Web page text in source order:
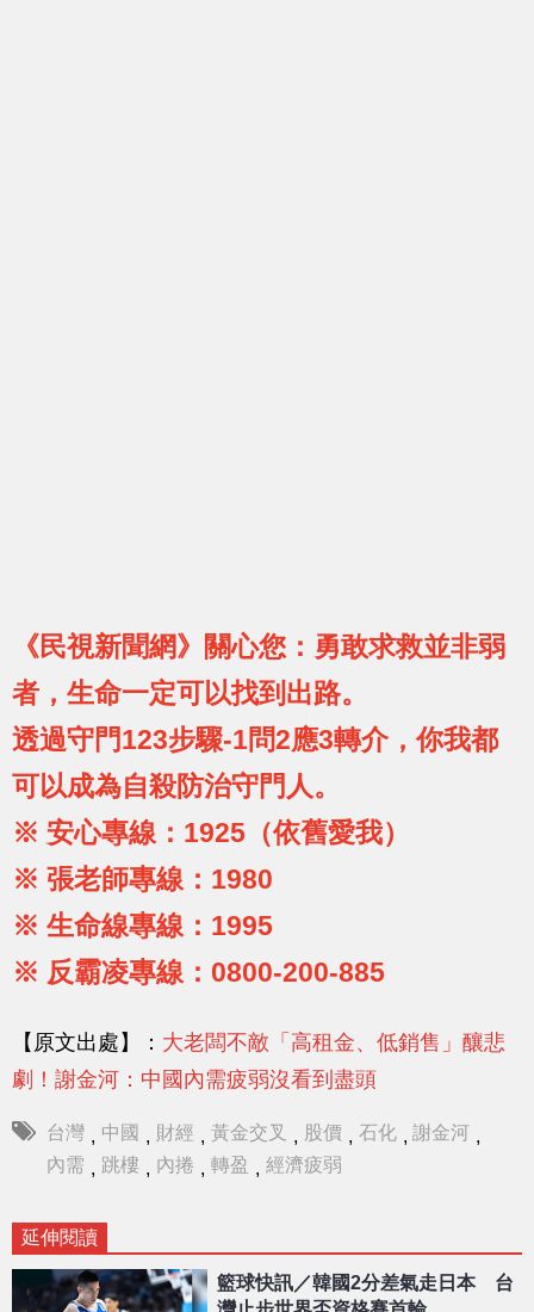
《民視新聞網》關心您：勇敢求救並非弱
者，生命一定可以找到出路。
透過守門123步驟-1問2應3轉介，你我都
可以成為自殺防治守門人。
※ 安心專線：1925（依舊愛我）
※ 張老師專線：1980
※ 生命線專線：1995
※ 反霸凌專線：0800-200-885
【原文出處】： 大老闆不敵「高租金、低銷售」釀悲
劇！謝金河：中國內需疲弱沒看到盡頭
台灣 , 中國 , 財經 , 黃金交叉 , 股價 , 石化 , 謝金河 ,
內需 , 跳樓 , 內捲 , 轉盈 , 經濟疲弱
延伸閱讀
籃球快訊／韓國2分差氣走日本 台